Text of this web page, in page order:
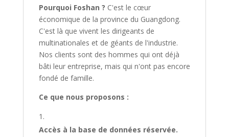
Pourquoi Foshan ? C'est le cœur
économique de la province du Guangdong.
C'est là que vivent les dirigeants de
multinationales et de géants de l'industrie.
Nos clients sont des hommes qui ont déjà
bâti leur entreprise, mais qui n'ont pas encore
fondé de famille.
Ce que nous proposons :
Accès à la base de données réservée.